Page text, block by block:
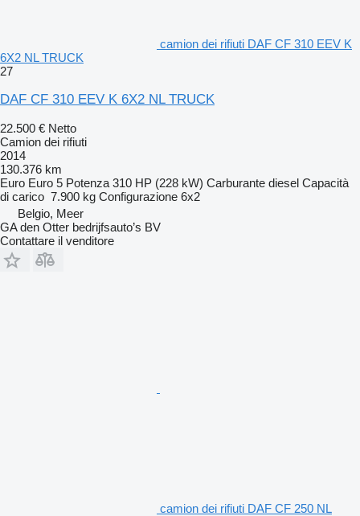
camion dei rifiuti DAF CF 310 EEV K
6X2 NL TRUCK
27
DAF CF 310 EEV K 6X2 NL TRUCK
22.500 € Netto
Camion dei rifiuti
2014
130.376 km
Euro Euro 5 Potenza 310 HP (228 kW) Carburante diesel Capacità
di carico 7.900 kg Configurazione 6x2
Belgio, Meer
GA den Otter bedrijfsauto’s BV
Contattare il venditore
camion dei rifiuti DAF CF 250 NL